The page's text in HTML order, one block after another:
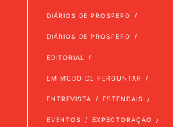
DIÁRIOS DE PRÓSPERO
DIÁRIOS DE PRÓSPERO
EDITORIAL
EM MODO DE PERGUNTAR
ENTREVISTA ESTENDAIS
EVENTOS EXPECTORAÇÃO